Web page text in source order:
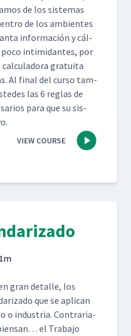
de los sis­temas
de los ambi­entes
infor­ma­ción y cál­
intim­i­dantes, por
cal­cu­lado­ra gra­tui­ta
Al final del cur­so tam­
las 6 reglas de
para que su sis­
VIEW COURSE
gran detalle, los
que se apli­can
o indus­tria. Con­trari­a­
el Tra­ba­jo